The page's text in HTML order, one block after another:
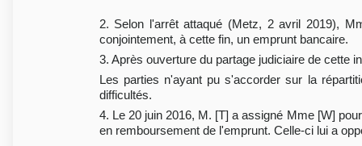
2. Selon l'arrêt attaqué (Metz, 2 avril 2019),
conjointement, à cette fin, un emprunt bancaire.
3. Après ouverture du partage judiciaire de cette
Les parties n'ayant pu s'accorder sur la
difficultés.
4. Le 20 juin 2016, M. [T] a assigné Mme [W]
en remboursement de l'emprunt. Celle-ci lui a